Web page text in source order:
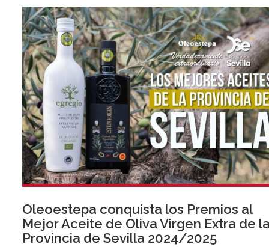
Oleoestepa conquista los Premios al
Mejor Aceite de Oliva Virgen Extra de
Provincia de Sevilla 2024/2025